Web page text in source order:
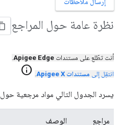
نظرة عامة حول المراجع
أنت تطّلع على مستندات Apigee Edge
.
انتقِل إلى مستندات Apigee X .
info
يسرد الجدول التالي مواد مرجعية حول Apigee Edge في هذا القسم:
مراجع الوصف